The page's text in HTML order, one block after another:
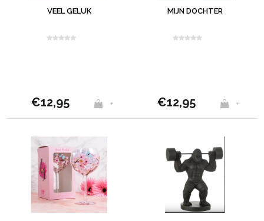
VEEL GELUK
€12,95 +
MIJN DOCHTER
€12,95 +